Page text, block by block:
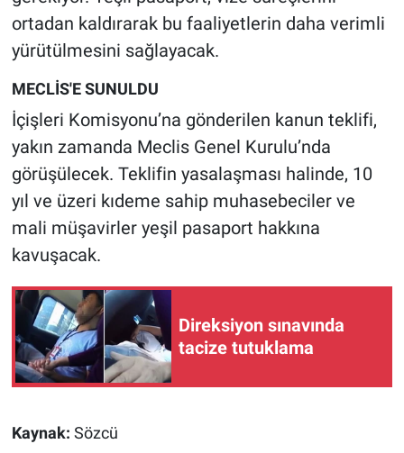
ortadan kaldırarak bu faaliyetlerin daha verimli
yürütülmesini sağlayacak.
MECLİS'E SUNULDU
İçişleri Komisyonu’na gönderilen kanun teklifi,
yakın zamanda Meclis Genel Kurulu’nda
görüşülecek. Teklifin yasalaşması halinde, 10
yıl ve üzeri kıdeme sahip muhasebeciler ve
mali müşavirler yeşil pasaport hakkına
kavuşacak.
Direksiyon sınavında
tacize tutuklama
Kaynak: Sözcü
Programlar
Sağlık
Teknoloji
Türkiye'nin Geleceği
Yerel Gündem
Yerel Yaşam